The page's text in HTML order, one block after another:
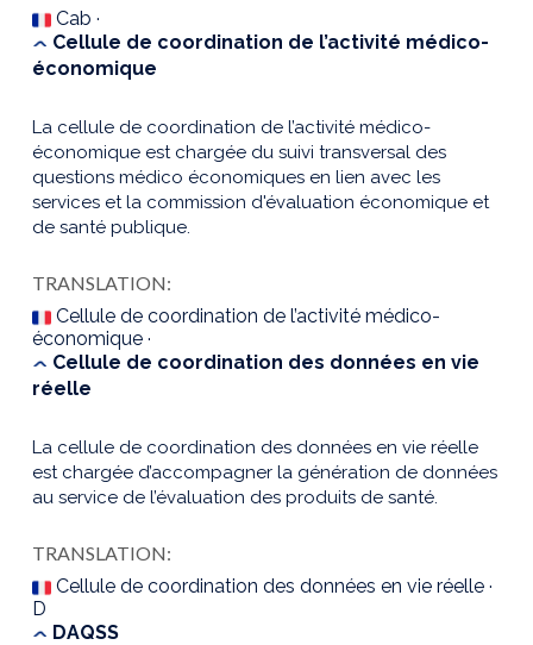
Cab ·
Cellule de coordination de l’activité médico-
économique
La cellule de coordination de l’activité médico-
économique est chargée du suivi transversal des
questions médico économiques en lien avec les
services et la commission d'évaluation économique et
de santé publique.
TRANSLATION:
Cellule de coordination de l’activité médico-
économique ·
Cellule de coordination des données en vie
réelle
La cellule de coordination des données en vie réelle
est chargée d’accompagner la génération de données
au service de l’évaluation des produits de santé.
TRANSLATION:
Cellule de coordination des données en vie réelle ·
D
DAQSS